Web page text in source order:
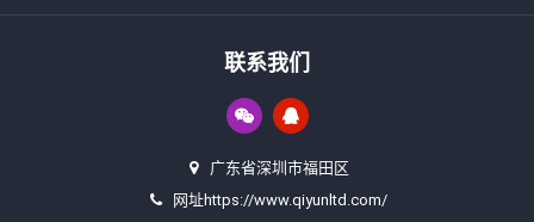
联系我们
广东省深圳市福田区
网址https://www.qiyunltd.com/